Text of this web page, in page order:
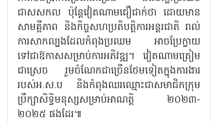
ជាសសកល ប៉ុន្តែវៀតណាមជឿជាក់ថា ដោយមាន
សាមគ្គីភាព និងកិច្ចសហប្រតិបត្តិការអន្តរជាតិ រាល់
ការសាកល្បងដែលកំពុងប្រឈម អាចប្រែក្លាយ
ទៅជាឱកាសសម្រាប់ការអភិវឌ្ឍ។ វៀតណាមត្រៀម
ជាស្រេច រួមចំណែកជាច្រើនថែមទៀតក្នុងការងារ
របស់អ.ស.ប និងកំពុងឈរឈ្មោះជាសមាជិកក្រុម
ប្រឹក្សាសិទ្ធិមនុស្សសម្រាប់អាណត្តិ ២០២៣-
២០២៥ ផងដែរ៕